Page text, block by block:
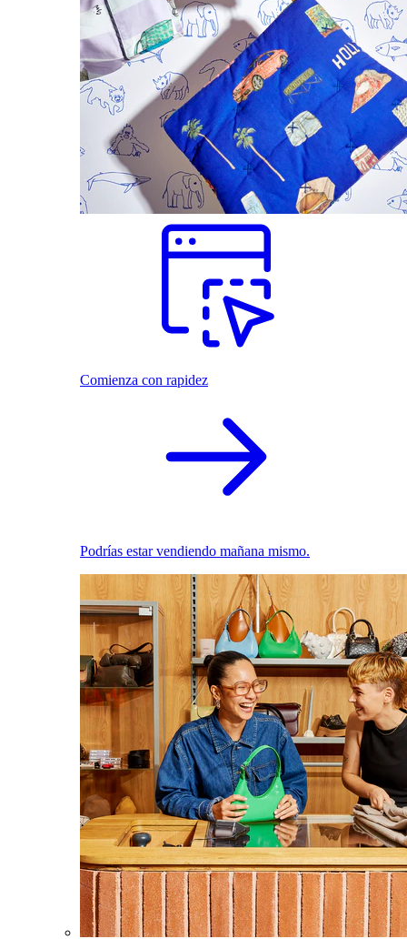
Comienza con rapidez
Podrías estar vendiendo mañana mismo.